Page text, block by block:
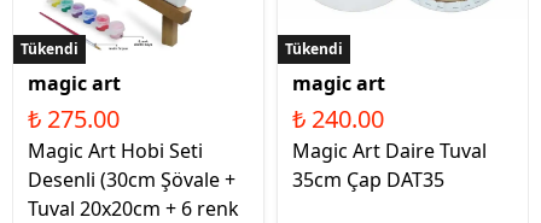
Tükendi
magic art
₺ 275.00
Magic Art Hobi Seti
Desenli (30cm Şövale +
Tuval 20x20cm + 6 renk
Tükendi
magic art
₺ 240.00
Magic Art Daire Tuval
35cm Çap DAT35